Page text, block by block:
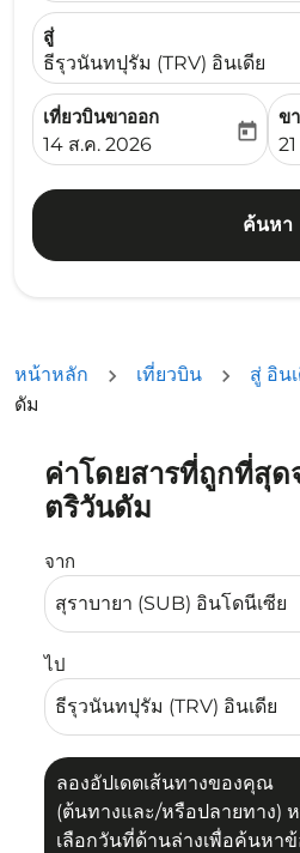
สู่
ธีรุวนันทปุรัม (TRV) อินเดีย
เที่ยวบินขาออก
fc-booking-departure-
14 ส.ค. 2026
today
ข
ค้นหา
หน้าหลัก เที่ยวบิน สู่ อิน
ดัม
ค่าโดยสารที่ถูกที่สุด
ตริวันดัม
จาก
ไป
ลองอัปเดตเส้นทางของคุณ
(ต้นทางและ/หรือปลายทาง)
เลือกวันที่ด้านล่างเพื่อค้นหา
ลองอัปเดตเส้นทางของคุณ (ต้